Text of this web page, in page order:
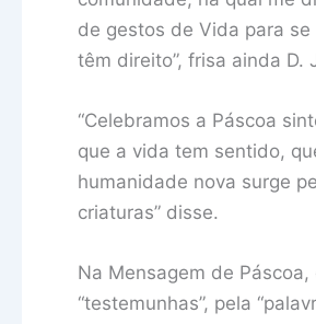
de gestos de Vida para
têm direito”, frisa ainda D.
“Celebramos a Páscoa
que a vida tem sentido,
humanidade nova surge
criaturas” disse.
Na Mensagem de
“testemunhas”, pela